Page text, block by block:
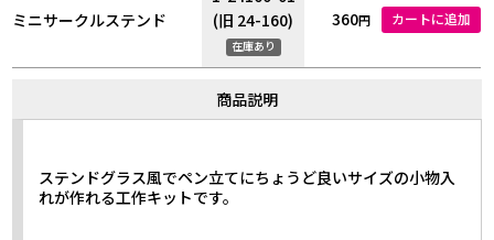
ミニサークルステンド
(旧 24-160)
在庫あり
360円 カートに追加
商品説明
ステンドグラス風でペン立てにちょうど良いサイズの小物入
れが作れる工作キットです。